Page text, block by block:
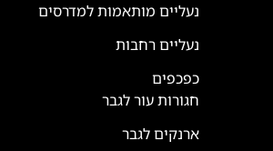
נעליים מותאמות למדרסים
נעליים רחבות
כפכפים
חגורות עור לגבר
ארנקים לגבר